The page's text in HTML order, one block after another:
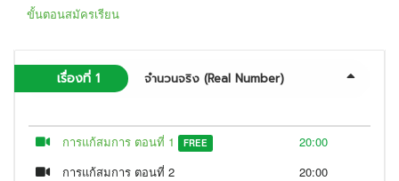
ขั้นตอนสมัครเรียน
เรื่องที่ 1 จำนวนจริง (Real Number)
การแก้สมการ ตอนที่ 1 FREE
20:00
การแก้สมการ ตอนที่ 2
20:00